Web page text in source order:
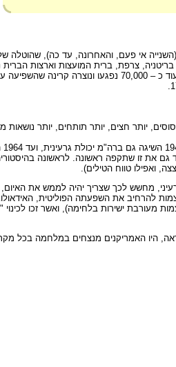
אי פעם, והאחרונה, עד כה), שהוטלה
היה מעל ומעבר לכל דמיון, ובעיקר הרבה מעבר לנזק שיכלה פצצה אחת, או סדרת
יותר חצים, יותר תותחים, יותר נושאות
את זו שתקפה ראשונה. לראשונה
ואפילו טווח הטילים).
מחשש לכך שצריך יהיה לממש את האיום,
של כל אחת מהמעצמות להרחיב את השפעתה הפוליטית,
ישירות בלחימה), ואשר זכו לכינוי
היו האמריקנים מנצחים במלחמה בכל